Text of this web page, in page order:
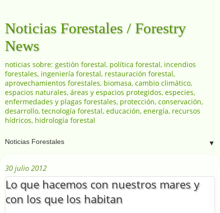
Noticias Forestales / Forestry
News
noticias sobre: gestión forestal, política forestal, incendios
forestales, ingeniería forestal, restauración forestal,
aprovechamientos forestales, biomasa, cambio climático,
espacios naturales, áreas y espacios protegidos, especies,
enfermedades y plagas forestales, protección, conservación,
desarrollo, tecnología forestal, educación, energía, recursos
hídricos, hidrología forestal
▼
30 julio 2012
Lo que hacemos con nuestros mares y
con los que los habitan